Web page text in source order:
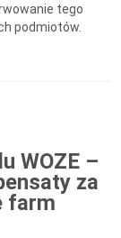
tego
podmiotów.
WOZE –
za
farm